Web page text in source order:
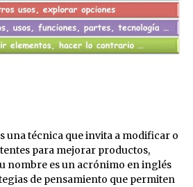
una técnica que invita a modificar o
para mejorar productos,
nombre es un acrónimo en inglés
de pensamiento que permiten